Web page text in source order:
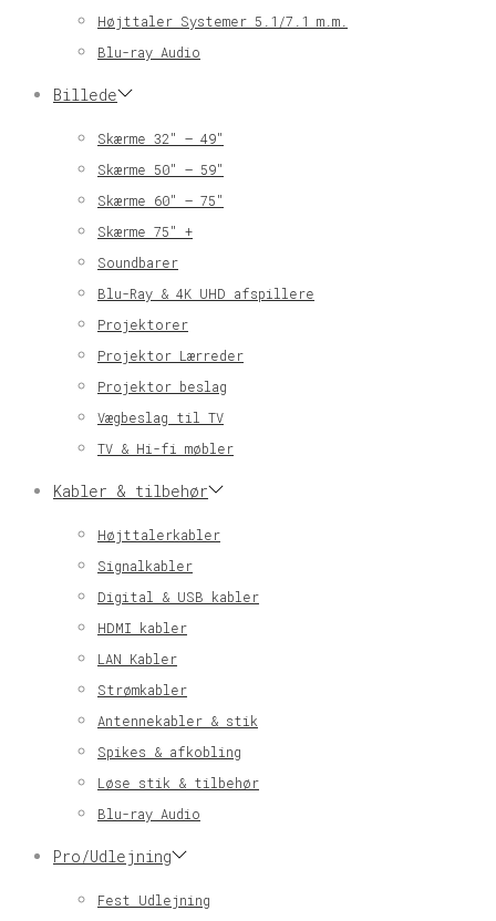
Højttaler Systemer 5.1/7.1 m.m.
Blu-ray Audio
Billede
Skærme 32″ – 49″
Skærme 50″ – 59″
Skærme 60″ – 75″
Skærme 75″ +
Soundbarer
Blu-Ray & 4K UHD afspillere
Projektorer
Projektor Lærreder
Projektor beslag
Vægbeslag til TV
TV & Hi-fi møbler
Kabler & tilbehør
Højttalerkabler
Signalkabler
Digital & USB kabler
HDMI kabler
LAN Kabler
Strømkabler
Antennekabler & stik
Spikes & afkobling
Løse stik & tilbehør
Blu-ray Audio
Pro/Udlejning
Fest Udlejning